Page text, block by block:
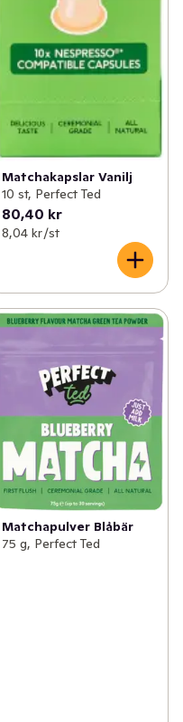
Matchakapslar Vanilj
10 st, Perfect Ted
80,40 kr
8,04 kr /st
Matchapulver Blåbär
75 g, Perfect Ted